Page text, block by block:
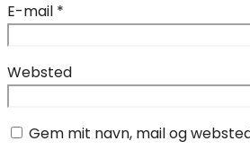
E-mail *
Websted
Gem mit navn, mail og